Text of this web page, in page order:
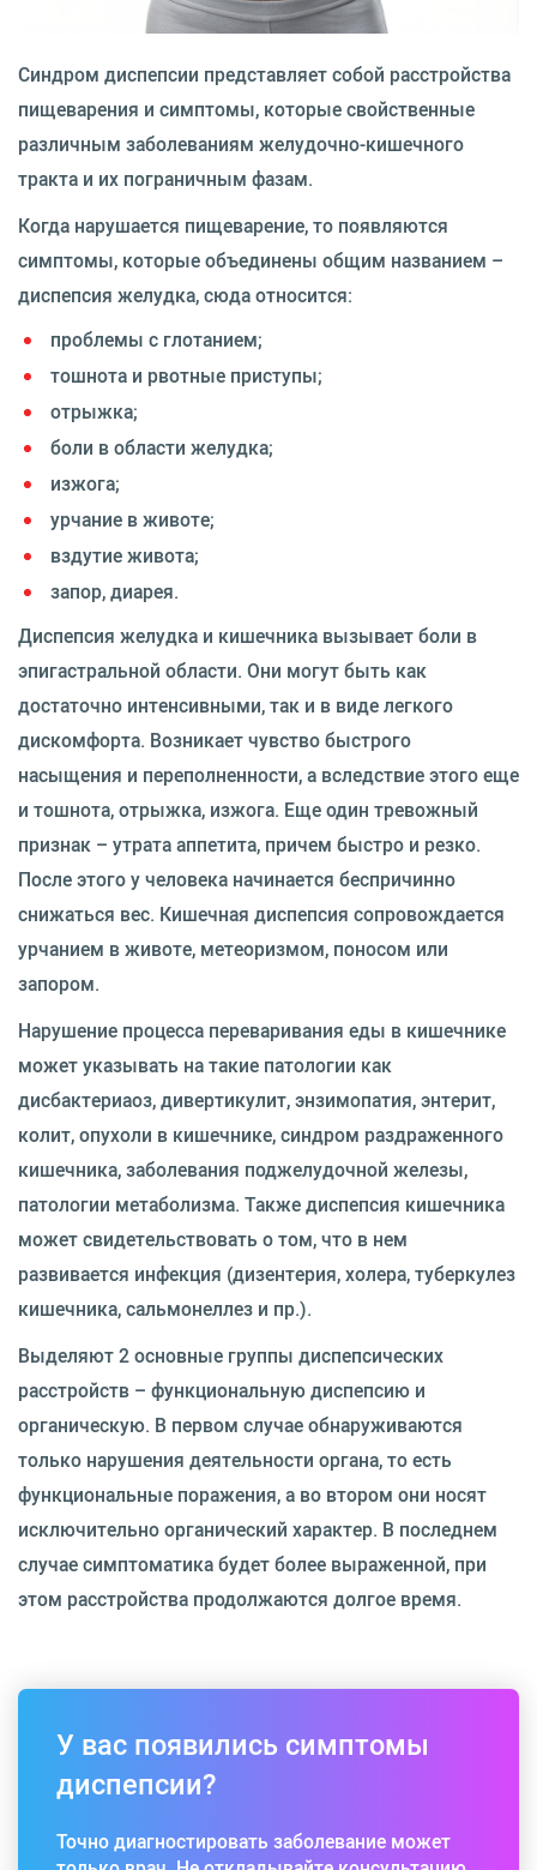
Синдром диспепсии представляет собой расстройства
пищеварения и симптомы, которые свойственные
различным заболеваниям желудочно-кишечного
тракта и их пограничным фазам.
Когда нарушается пищеварение, то появляются
симптомы, которые объединены общим названием –
диспепсия желудка, сюда относится:
проблемы с глотанием;
тошнота и рвотные приступы;
отрыжка;
боли в области желудка;
изжога;
урчание в животе;
вздутие живота;
запор, диарея.
Диспепсия желудка и кишечника вызывает боли в
эпигастральной области. Они могут быть как
достаточно интенсивными, так и в виде легкого
дискомфорта. Возникает чувство быстрого
насыщения и переполненности, а вследствие этого еще
и тошнота, отрыжка, изжога. Еще один тревожный
признак – утрата аппетита, причем быстро и резко.
После этого у человека начинается беспричинно
снижаться вес. Кишечная диспепсия сопровождается
урчанием в животе, метеоризмом, поносом или
запором.
Нарушение процесса переваривания еды в кишечнике
может указывать на такие патологии как
дисбактериаоз, дивертикулит, энзимопатия, энтерит,
колит, опухоли в кишечнике, синдром раздраженного
кишечника, заболевания поджелудочной железы,
патологии метаболизма. Также диспепсия кишечника
может свидетельствовать о том, что в нем
развивается инфекция (дизентерия, холера, туберкулез
кишечника, сальмонеллез и пр.).
Выделяют 2 основные группы диспепсических
расстройств – функциональную диспепсию и
органическую. В первом случае обнаруживаются
только нарушения деятельности органа, то есть
функциональные поражения, а во втором они носят
исключительно органический характер. В последнем
случае симптоматика будет более выраженной, при
этом расстройства продолжаются долгое время.
У вас появились симптомы
диспепсии?
Точно диагностировать заболевание может